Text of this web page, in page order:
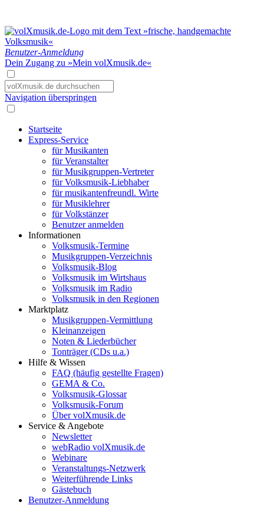
Benutzer-Anmeldung
Dein Zugang zu »Mein volXmusik.de«
Navigation überspringen
Startseite
Express-Service
für Musikanten
für Veranstalter
für Musikgruppen-Vertreter
für Volksmusik-Liebhaber
für musikantenfreundl. Wirte
für Musiklehrer
für Volkstänzer
Benutzer anmelden
Informationen
Volksmusik-Termine
Musikgruppen-Verzeichnis
Volksmusik-Blog
Volksmusik im Wirtshaus
Volksmusik im Radio
Volksmusik in den Regionen
Marktplatz
Musikgruppen-Vermittlung
Kleinanzeigen
Noten & Liederbücher
Tonträger (CDs u.a.)
Hilfe & Wissen
FAQ (häufig gestellte Fragen)
GEMA & Co.
Volksmusik-Glossar
Volksmusik-Forum
Über volXmusik.de
Service & Angebote
Newsletter
webRadio volXmusik.de
Webinare
Veranstaltungs-Netzwerk
Weiterführende Links
Gästebuch
Benutzer-Anmeldung